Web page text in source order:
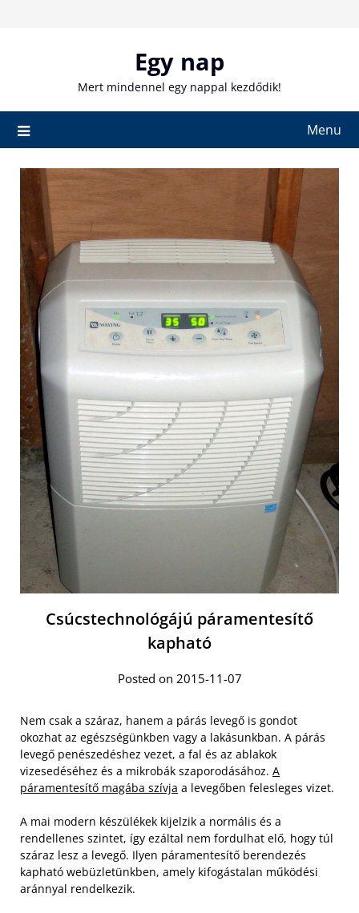
Egy nap
Mert mindennel egy nappal kezdődik!
Menu
Csúcstechnológájú páramentesítő
kapható
Posted on 2015-11-07
Nem csak a száraz, hanem a párás levegő is gondot
okozhat az egészségünkben vagy a lakásunkban. A párás
levegő penészedéshez vezet, a fal és az ablakok
vizesedéséhez és a mikrobák szaporodásához. A
páramentesítő magába szívja a levegőben felesleges vizet.
A mai modern készülékek kijelzik a normális és a
rendellenes szintet, így ezáltal nem fordulhat elő, hogy túl
száraz lesz a levegő. Ilyen páramentesítő berendezés
kapható webüzletünkben, amely kifogástalan működési
aránnyal rendelkezik.